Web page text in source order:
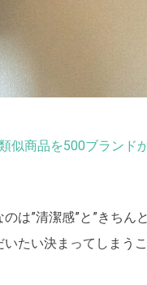
似商品を500ブランド
は”清潔感”と”きちんと
たい決まってしまう